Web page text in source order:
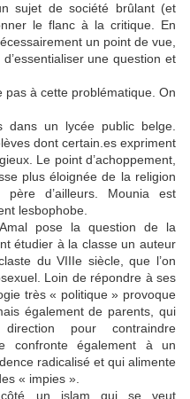
sujet de société brûlant (et
le flanc à la critique. En
un point de vue,
une question et
pas à cette problématique. On
dans un lycée public belge.
dont certain.es expriment
Le point d’achoppement,
plus éloignée de la religion
d’ailleurs. Mounia est
lesbophobe.
pose la question de la
étudier à la classe un auteur
du VIIIe siècle, que l’on
Loin de répondre à ses
très « politique » provoque
également de parents, qui
pour contraindre
confronte également à un
radicalisé et qui alimente
« impies ».
côté un islam qui se veut